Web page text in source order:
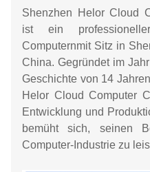
Shenzhen Helor Cloud
ist ein
Computernmit Sitz in
China. Gegründet im
Geschichte von 14
Helor Cloud Computer
Entwicklung und
bemüht sich, seinen
Computer-Industrie zu